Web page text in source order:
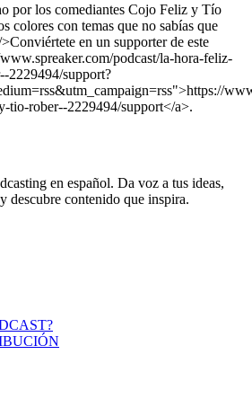
por los comediantes Cojo Feliz y Tío
colores con temas que no sabías que
en un supporter de este
podcast/la-hora-feliz-
2229494/support?
tio-rober--2229494/support</a>.
en español. Da voz a tus ideas,
descubre contenido que inspira.